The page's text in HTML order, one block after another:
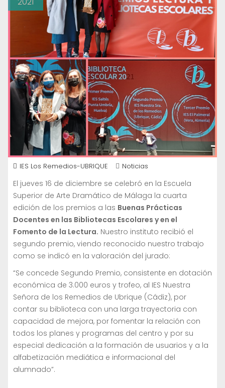
IES Los Remedios-UBRIQUE Noticias
El jueves 16 de diciembre se celebró en la Escuela
Superior de Arte Dramático de Málaga la cuarta
edición de los premios a las Buenas Prácticas
Docentes en las Bibliotecas Escolares y en el
Fomento de la Lectura. Nuestro instituto recibió el
segundo premio, viendo reconocido nuestro trabajo
como se indicó en la valoración del jurado:
“Se concede Segundo Premio, consistente en dotación
económica de 3.000 euros y trofeo, al IES Nuestra
Señora de los Remedios de Ubrique (Cádiz), por
contar su biblioteca con una larga trayectoria con
capacidad de mejora, por fomentar la relación con
todos los planes y programas del centro y por su
especial dedicación a la formación de usuarios y a la
alfabetización mediática e informacional del
alumnado”.